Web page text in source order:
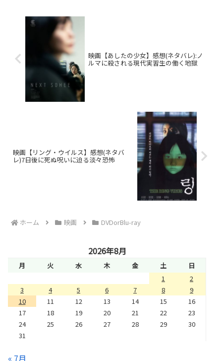
映画【あしたの少女】感想(ネタバレ):ノ
ルマに殺される現代実習生の働く地獄
映画【リング・ウイルス】感想(ネタバ
レ)7日後に死ぬ呪いに迫る淡々恐怖
ホーム 映画 DVDorBlu-ray
2026年8月
月 火 水 木 金 土
日
1
2
3
4 5 6 7 8
9
10
11 12 13 14 15
16
17
18 19 20 21 22
23
24
25 26 27 28 29
30
31
« 7月